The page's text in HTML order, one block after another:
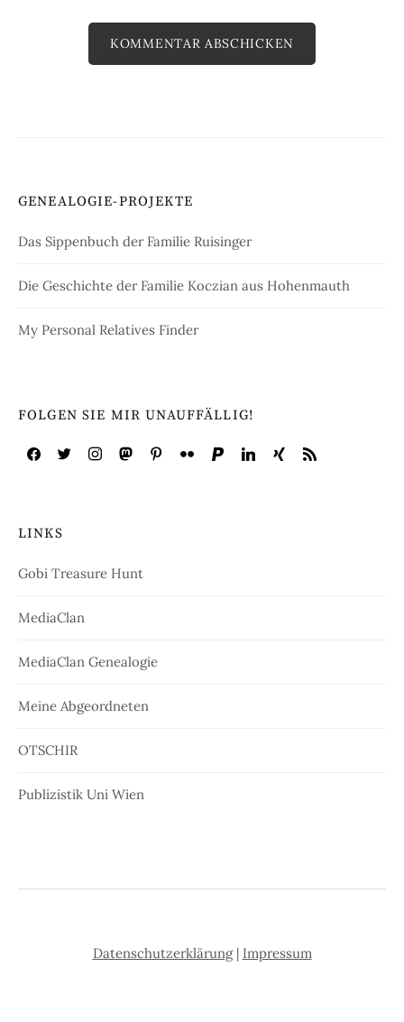
GENEALOGIE-PROJEKTE
Das Sippenbuch der Familie Ruisinger
Die Geschichte der Familie Koczian aus Hohenmauth
My Personal Relatives Finder
FOLGEN SIE MIR UNAUFFÄLLIG!
LINKS
Gobi Treasure Hunt
MediaClan
MediaClan Genealogie
Meine Abgeordneten
OTSCHIR
Publizistik Uni Wien
Datenschutzerklärung| Impressum